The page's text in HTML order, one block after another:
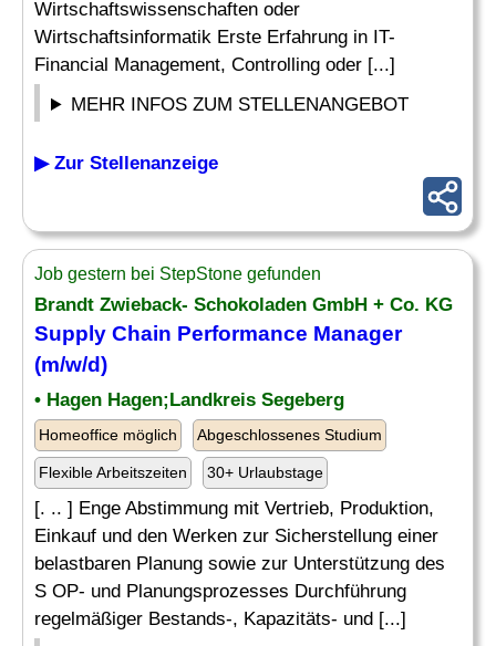
Wirtschaftswissenschaften oder
Wirtschaftsinformatik Erste Erfahrung in IT-
Financial Management, Controlling oder [...]
MEHR INFOS ZUM STELLENANGEBOT
▶ Zur Stellenanzeige
Job gestern bei StepStone gefunden
Brandt Zwieback- Schokoladen GmbH + Co. KG
Supply Chain Performance Manager
(m/w/d)
• Hagen Hagen;Landkreis Segeberg
Homeoffice möglich Abgeschlossenes Studium
Flexible Arbeitszeiten 30+ Urlaubstage
[. .. ] Enge Abstimmung mit Vertrieb, Produktion,
Einkauf und den Werken zur Sicherstellung einer
belastbaren Planung sowie zur Unterstützung des
S OP- und Planungsprozesses Durchführung
regelmäßiger Bestands-, Kapazitäts- und [...]